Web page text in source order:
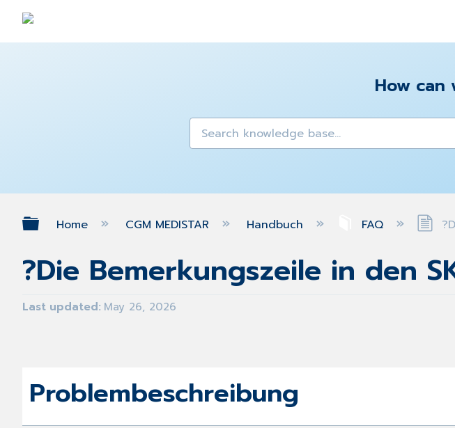
How can
Expand/collapse global hierarchy
Home CGM MEDISTAR Handbuch FAQ
?Die Bemerkungszeile in den
Last updated May 26, 2026
Problembeschreibung